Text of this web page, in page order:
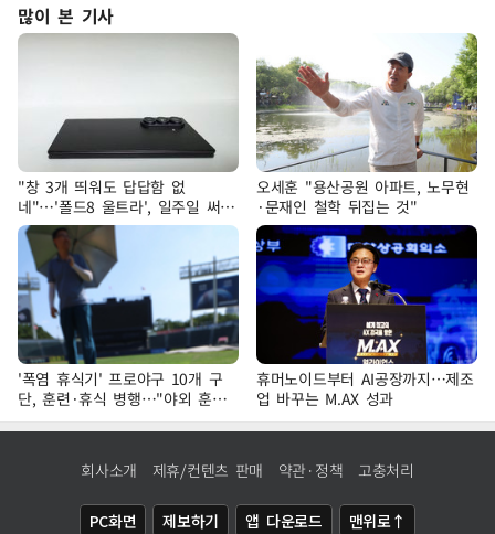
많이 본 기사
"창 3개 띄워도 답답함 없
네"…'폴드8 울트라', 일주일 써보
니
오세훈 "용산공원 아파트, 노무현
·문재인 철학 뒤집는 것"
'폭염 휴식기' 프로야구 10개 구
단, 훈련·휴식 병행…"야외 훈련
해도 안전 최우선"
휴머노이드부터 AI공장까지…제조
업 바꾸는 M.AX 성과
회사소개 제휴/컨텐츠 판매 약관·정책 고충처리
PC화면 제보하기 앱 다운로드 맨위로↑